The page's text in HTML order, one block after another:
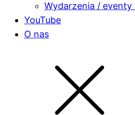
Wydarzenia / eventy
YouTube
O nas